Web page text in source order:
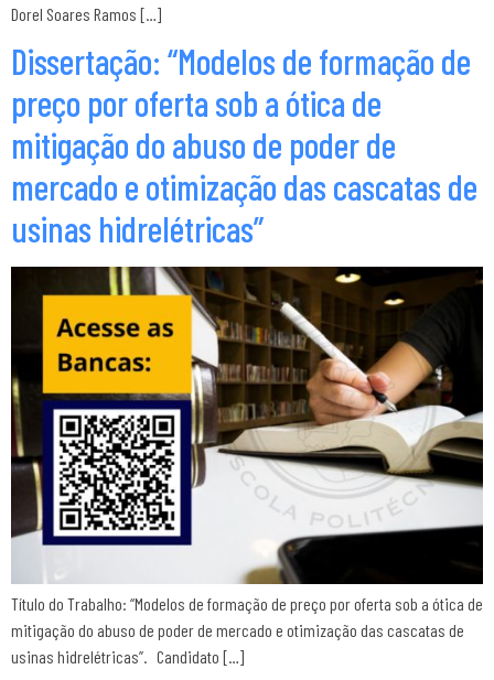
Dorel Soares Ramos […]
Dissertação: “Modelos de formação de
preço por oferta sob a ótica de
mitigação do abuso de poder de
mercado e otimização das cascatas de
usinas hidrelétricas”
Título do Trabalho: “Modelos de formação de preço por oferta sob a ótica de
mitigação do abuso de poder de mercado e otimização das cascatas de
usinas hidrelétricas”. Candidato […]